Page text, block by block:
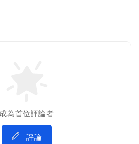
成為首位評論者
評論